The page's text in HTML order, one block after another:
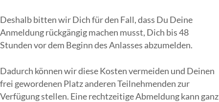
Deshalb bitten wir Dich für den Fall, dass Du Deine
Anmeldung rückgängig machen musst, Dich bis 48
Stunden vor dem Beginn des Anlasses abzumelden.
Dadurch können wir diese Kosten vermeiden und Deinen
frei gewordenen Platz anderen Teilnehmenden zur
Verfügung stellen. Eine rechtzeitige Abmeldung kann ganz